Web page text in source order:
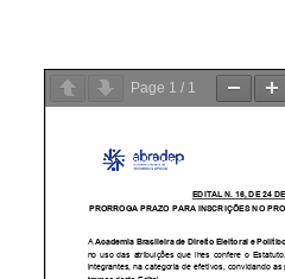
Page 1 / 1